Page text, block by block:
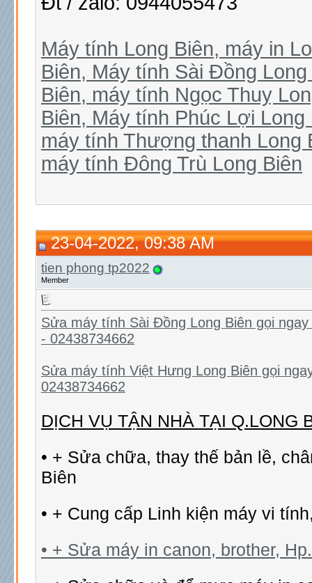
Máy tính Long Biên, máy in
Biên, Máy tính Sài Đồng
Biên, máy tính Ngọc Thuỵ
Biên, Máy tính Phúc Lợi
máy tính Thượng thanh Long
máy tính Đông Trù Long Biên
23-04-2022, 09:38 AM
tien phong tp2022
Member
Sửa máy tính Sài Đồng Long Biên gọi
- 02438734662
Sửa máy tính Việt Hưng Long Biên gọi
02438734662
DỊCH VỤ TẬN NHÀ TẠI Q.LONG
• + Sửa chữa, thay thế bản lề,
Biên
• + Cung cấp Linh kiện máy vi
• + Sửa máy in canon, brother,